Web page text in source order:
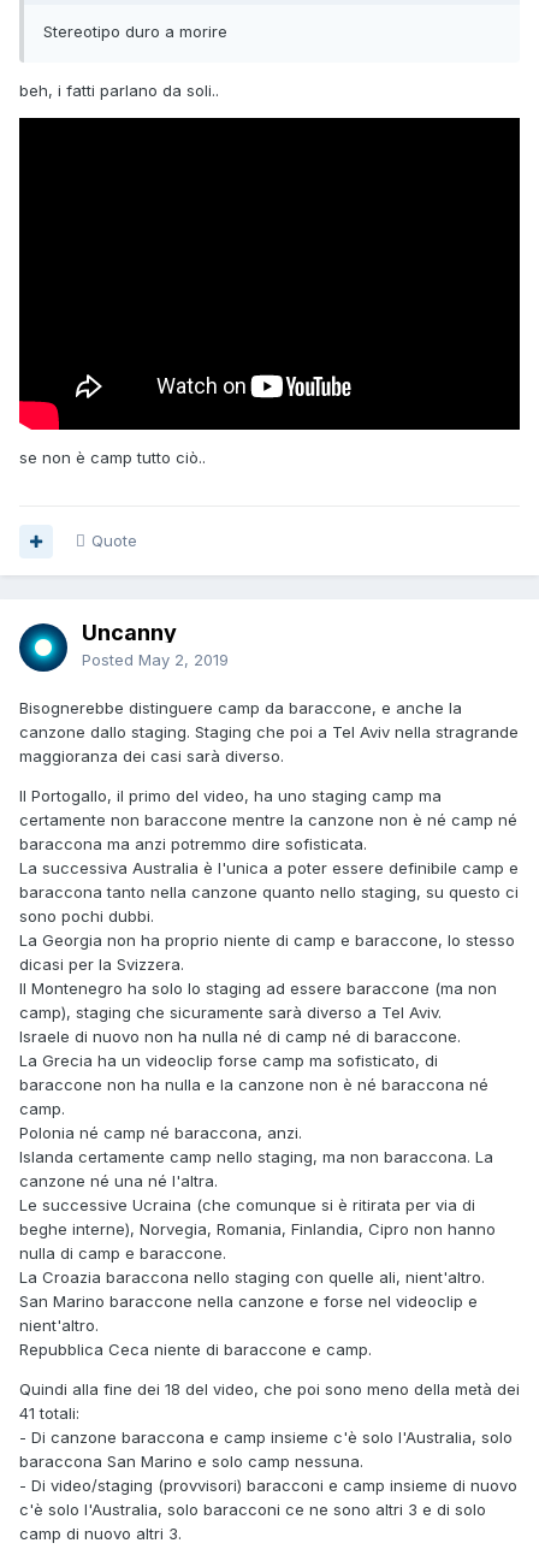
Stereotipo duro a morire
beh, i fatti parlano da soli..
se non è camp tutto ciò..
Quote
Uncanny
Posted May 2, 2019
Bisognerebbe distinguere camp da baraccone, e anche la
canzone dallo staging. Staging che poi a Tel Aviv nella stragrande
maggioranza dei casi sarà diverso.
Il Portogallo, il primo del video, ha uno staging camp ma
certamente non baraccone mentre la canzone non è né camp né
baraccona ma anzi potremmo dire sofisticata.
La successiva Australia è l'unica a poter essere definibile camp e
baraccona tanto nella canzone quanto nello staging, su questo ci
sono pochi dubbi.
La Georgia non ha proprio niente di camp e baraccone, lo stesso
dicasi per la Svizzera.
Il Montenegro ha solo lo staging ad essere baraccone (ma non
camp), staging che sicuramente sarà diverso a Tel Aviv.
Israele di nuovo non ha nulla né di camp né di baraccone.
La Grecia ha un videoclip forse camp ma sofisticato, di
baraccone non ha nulla e la canzone non è né baraccona né
camp.
Polonia né camp né baraccona, anzi.
Islanda certamente camp nello staging, ma non baraccona. La
canzone né una né l'altra.
Le successive Ucraina (che comunque si è ritirata per via di
beghe interne), Norvegia, Romania, Finlandia, Cipro non hanno
nulla di camp e baraccone.
La Croazia baraccona nello staging con quelle ali, nient'altro.
San Marino baraccone nella canzone e forse nel videoclip e
nient'altro.
Repubblica Ceca niente di baraccone e camp.
Quindi alla fine dei 18 del video, che poi sono meno della metà dei
41 totali:
- Di canzone baraccona e camp insieme c'è solo l'Australia, solo
baraccona San Marino e solo camp nessuna.
- Di video/staging (provvisori) baracconi e camp insieme di nuovo
c'è solo l'Australia, solo baracconi ce ne sono altri 3 e di solo
camp di nuovo altri 3.